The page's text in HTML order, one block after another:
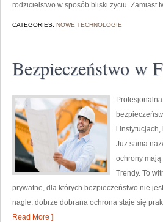
rodzicielstwo w sposób bliski życiu. Zamiast
CATEGORIES: NOWE TECHNOLOGIE
Bezpieczeństwo w
i
Już sama
ochrony mają
Trendy. To
prywatne, dla których bezpieczeństwo nie
nagle, dobrze dobrana ochrona staje się
Read More ]